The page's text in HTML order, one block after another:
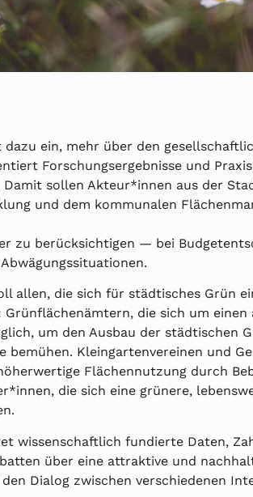
dazu ein, mehr über den
Forschungsergebnisse und
Damit sollen Akteur*innen aus der
und dem kommunalen
zu berücksichtigen — bei
allen, die sich für städtisches Grün
die sich um
um den Ausbau der städtischen
bemühen. Kleingartenvereinen und
Flächennutzung durch
die sich eine grünere,
wissenschaftlich fundierte Daten,
über eine attraktive und
Dialog zwischen verschiedenen